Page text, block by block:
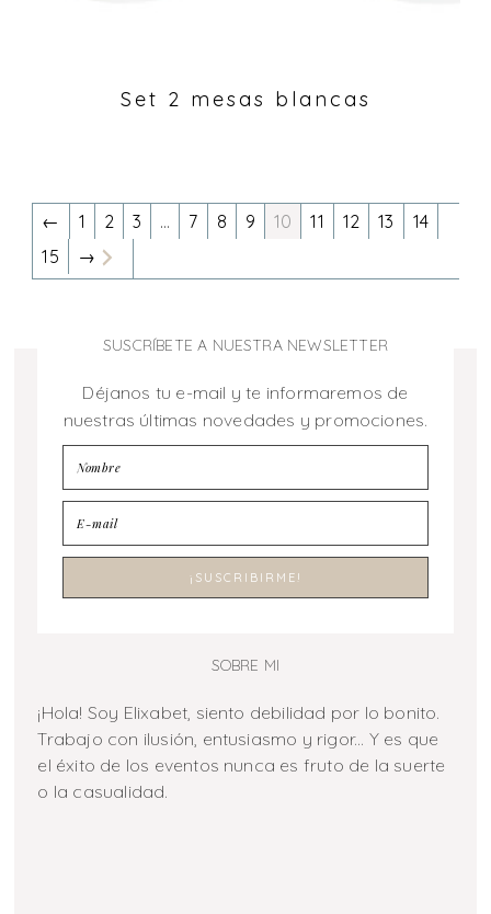
Set 2 mesas blancas
← 1 2 3 … 7 8 9 10 11 12 13
14
15
→
SUSCRÍBETE A NUESTRA NEWSLETTER
Déjanos tu e-mail y te informaremos de
nuestras últimas novedades y promociones.
SOBRE MI
¡Hola! Soy Elixabet, siento debilidad por lo bonito.
Trabajo con ilusión, entusiasmo y rigor... Y es que
el éxito de los eventos nunca es fruto de la suerte
o la casualidad.